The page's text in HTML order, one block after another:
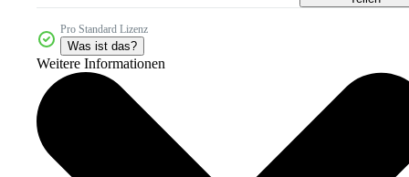
Pro Standard Lizenz
Was ist das?
Weitere Informationen